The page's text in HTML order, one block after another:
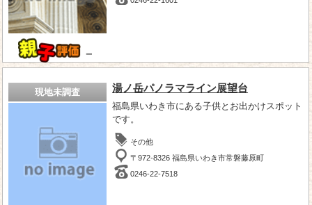
－
現地未調査 湯ノ岳パノラマライン展望台
福島県いわき市にある子供とお出かけスポット
です。
その他
〒972-8326 福島県いわき市常磐藤原町
0246-22-7518